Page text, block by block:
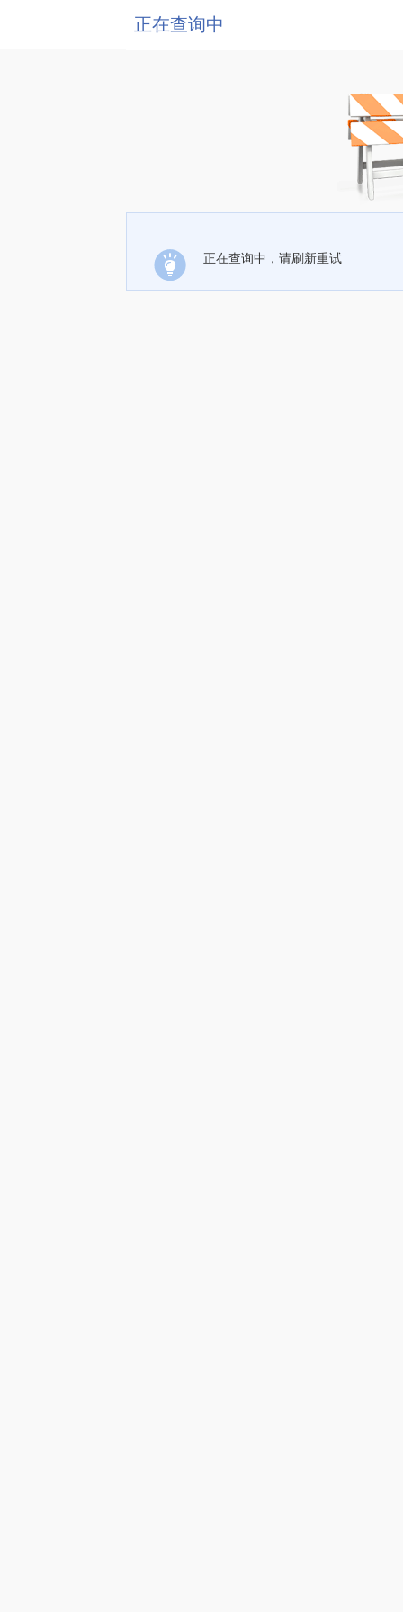
正在查询中
正在查询中，请刷新重试